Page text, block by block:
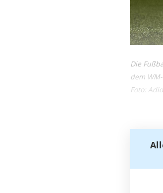
Die
dem
Foto: